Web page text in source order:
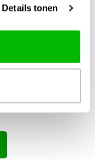
Details tonen